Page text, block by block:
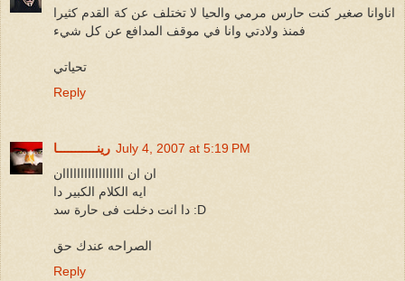
اناوانا صغير كنت حارس مرمي والحيا لا تختلف عن كة القدم كثيرا
فمنذ ولادتي وانا في موقف المدافع عن كل شيء
تحياتي
Reply
رينـــــــــــا July 4, 2007 at 5:19 PM
ان ان ااااااااااااااااان
ايه الكلام الكبير دا
دا انت دخلت فى حارة سد :D
الصراحه عندك حق
Reply